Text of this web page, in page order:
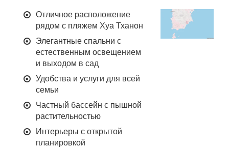
Отличное расположение
рядом с пляжем Хуа Тханон
Элегантные спальни с
естественным освещением
и выходом в сад
Удобства и услуги для всей
семьи
Частный бассейн с пышной
растительностью
Интерьеры с открытой
планировкой